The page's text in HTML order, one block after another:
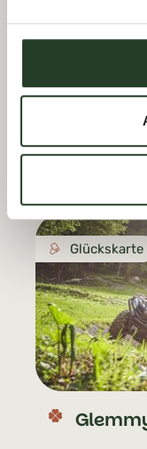
Zwischen
Glückskarte